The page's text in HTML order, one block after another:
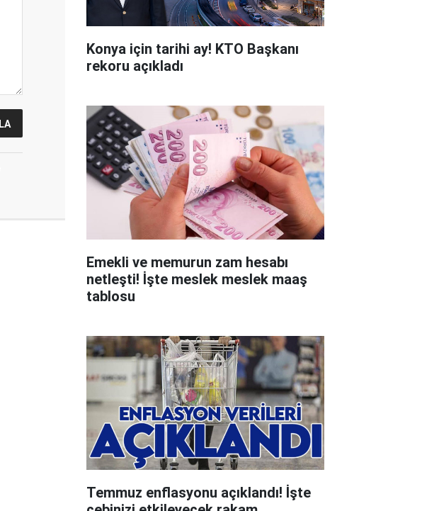
Konya için tarihi ay! KTO Başkanı
rekoru açıkladı
Emekli ve memurun zam hesabı
netleşti! İşte meslek meslek maaş
tablosu
Temmuz enflasyonu açıklandı! İşte